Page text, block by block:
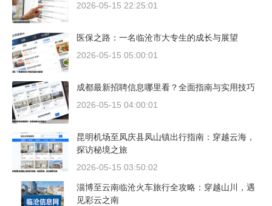
2026-05-15 22:25:01
医保之路：一名临沧市大专生的成长与展望
2026-05-15 05:00:01
成都最新招聘信息哪里看？全面指南与实用技巧
2026-05-15 04:00:01
昆明机场至凤庆县凤山镇出行指南：穿越云海，
探访秘境之旅
2026-05-15 03:50:02
淄博至云南临沧火车旅行全攻略：穿越山川，遇
见彩云之南